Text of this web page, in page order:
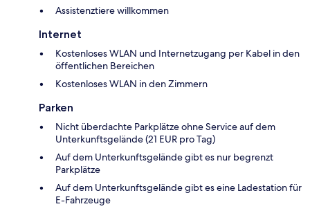
Assistenztiere willkommen
Internet
Kostenloses WLAN und Internetzugang per Kabel in den
öffentlichen Bereichen
Kostenloses WLAN in den Zimmern
Parken
Nicht überdachte Parkplätze ohne Service auf dem
Unterkunftsgelände (21 EUR pro Tag)
Auf dem Unterkunftsgelände gibt es nur begrenzt
Parkplätze
Auf dem Unterkunftsgelände gibt es eine Ladestation für
E-Fahrzeuge